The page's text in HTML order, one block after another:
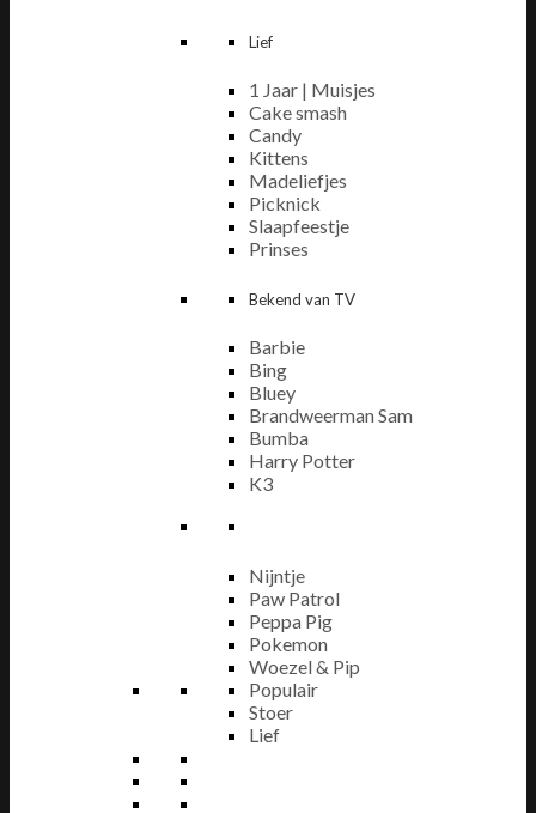
Lief
1 Jaar | Muisjes
Cake smash
Candy
Kittens
Madeliefjes
Picknick
Slaapfeestje
Prinses
Bekend van TV
Barbie
Bing
Bluey
Brandweerman Sam
Bumba
Harry Potter
K3
Nijntje
Paw Patrol
Peppa Pig
Pokemon
Woezel & Pip
Populair
Stoer
Lief